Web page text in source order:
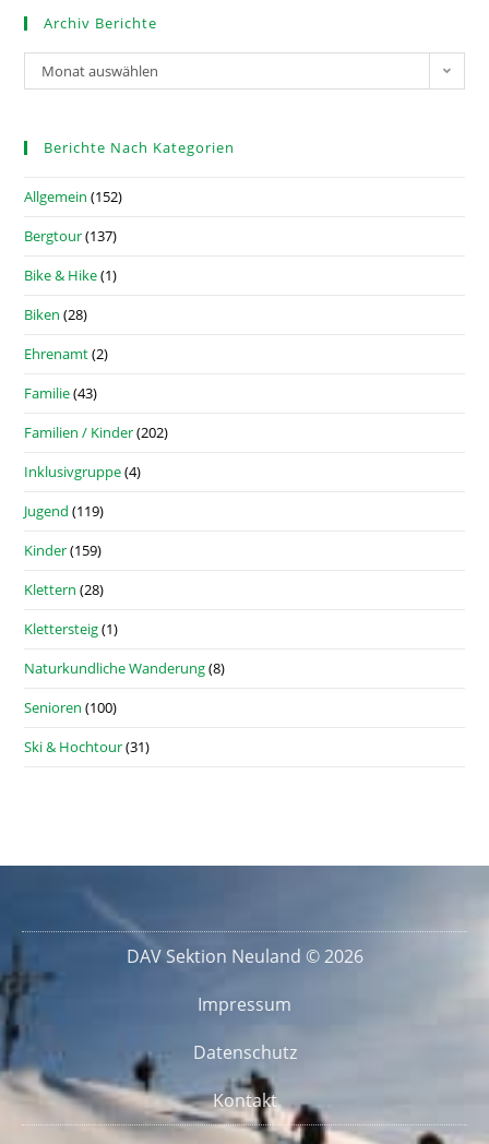
Archiv Berichte
Monat auswählen
Berichte Nach Kategorien
Allgemein (152)
Bergtour(137)
Bike & Hike(1)
Biken (28)
Ehrenamt(2)
Familie(43)
Familien / Kinder(202)
Inklusivgruppe(4)
Jugend (119)
Kinder(159)
Klettern (28)
Klettersteig(1)
Naturkundliche Wanderung(8)
Senioren (100)
Ski & Hochtour(31)
DAV Sektion Neuland © 2026
Impressum
Datenschutz
Kontakt